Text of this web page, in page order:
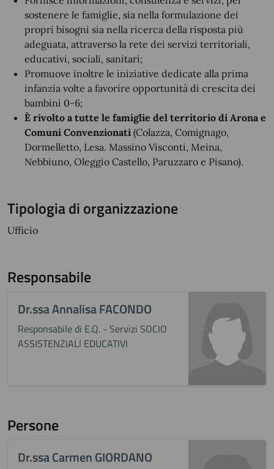
sostenere le famiglie, sia nella formulazione dei
propri bisogni sia nella ricerca della risposta più
adeguata, attraverso la rete dei servizi territoriali,
educativi, sociali, sanitari;
Promuove inoltre le iniziative dedicate alla prima
infanzia volte a favorire opportunità di crescita dei
bambini 0-6;
È rivolto a tutte le famiglie del territorio di Arona e
Comuni Convenzionati (Colazza, Comignago,
Dormelletto, Lesa. Massino Visconti, Meina,
Nebbiuno, Oleggio Castello, Paruzzaro e Pisano).
Tipologia di organizzazione
Ufficio
Responsabile
Dr.ssa Annalisa FACONDO
Responsabile di E.Q. - Servizi SOCIO
ASSISTENZIALI EDUCATIVI
Persone
Dr.ssa Carmen GIORDANO